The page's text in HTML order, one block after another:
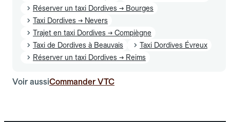
Réserver un taxi Dordives → Bourges
Taxi Dordives → Nevers
Trajet en taxi Dordives → Compiègne
Taxi de Dordives à Beauvais
Taxi Dordives Évreux
Réserver un taxi Dordives → Reims
Voir aussiCommander VTC